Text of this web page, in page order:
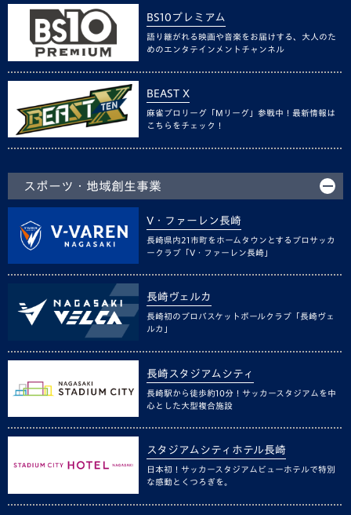
BS10プレミアム
語り継がれる映画や音楽をお届けする、大人のた
めのエンタテインメントチャンネル
BEAST X
麻雀プロリーグ「Mリーグ」参戦中！最新情報は
こちらをチェック！
スポーツ・地域創生事業
V・ファーレン長崎
長崎県内21市町をホームタウンとするプロサッカ
ークラブ「V・ファーレン長崎」
長崎ヴェルカ
長崎初のプロバスケットボールクラブ「長崎ヴェ
ルカ」
長崎スタジアムシティ
長崎駅から徒歩約10分！サッカースタジアムを中
心とした大型複合施設
スタジアムシティホテル長崎
日本初！サッカースタジアムビューホテルで特別
な感動とくつろぎを。